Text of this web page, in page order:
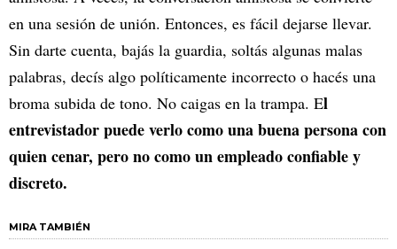
en una sesión de unión. Entonces, es fácil dejarse llevar.
Sin darte cuenta, bajás la guardia, soltás algunas malas
palabras, decís algo políticamente incorrecto o hacés una
broma subida de tono. No caigas en la trampa. El
entrevistador puede verlo como una buena persona con
quien cenar, pero no como un empleado confiable y
discreto.
MIRA TAMBIÉN